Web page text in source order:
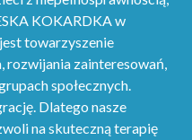
KOKARDKA w
towarzyszenie
rozwijania zainteresowań,
społecznych.
Dlatego nasze
na skuteczną terapię